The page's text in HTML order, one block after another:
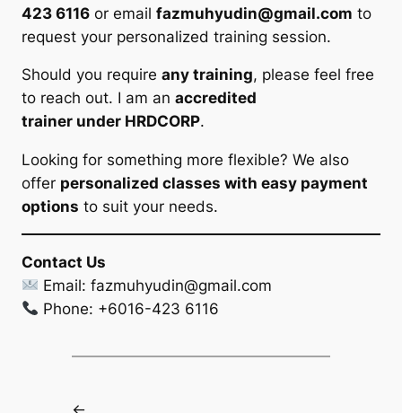
423 6116 or email fazmuhyudin@gmail.com to
request your personalized training session.
Should you require any training, please feel free
to reach out. I am an accredited
trainer under HRDCORP.
Looking for something more flexible? We also
offer personalized classes with easy payment
options to suit your needs.
Contact Us
Email:fazmuhyudin@gmail.com
Phone: +6016-423 6116
←